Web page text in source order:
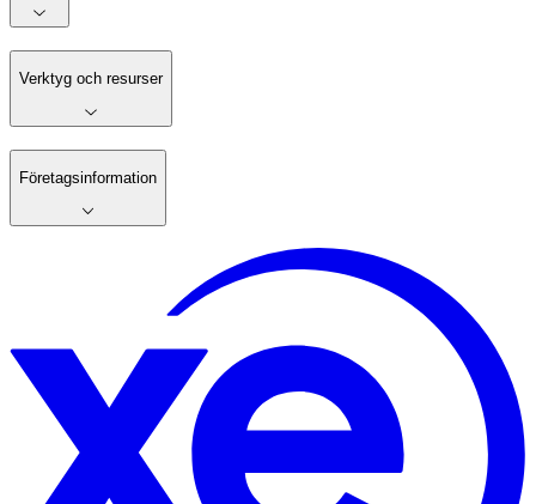
Verktyg och resurser
Företagsinformation